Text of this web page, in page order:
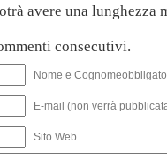
avere una lunghezza
consecutivi.
Nome e
E-mail (non verrà
Sito Web